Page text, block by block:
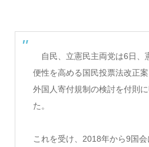
自民、立憲民主両党は6日、
便性を高める国民投票法改正
外国人寄付規制の検討を付則
た。
これを受け、2018年から9国